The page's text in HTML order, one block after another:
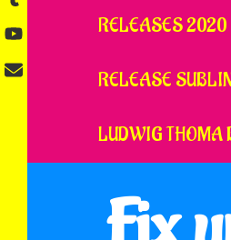
RELEASES 2020
RELEASE
LUDWIG THOMA